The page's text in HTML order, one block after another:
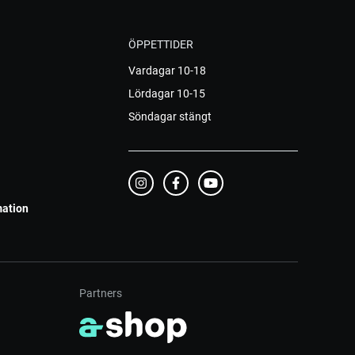
ÖPPETTIDER
Vardagar 10-18
Lördagar 10-15
Söndagar stängt
Partners